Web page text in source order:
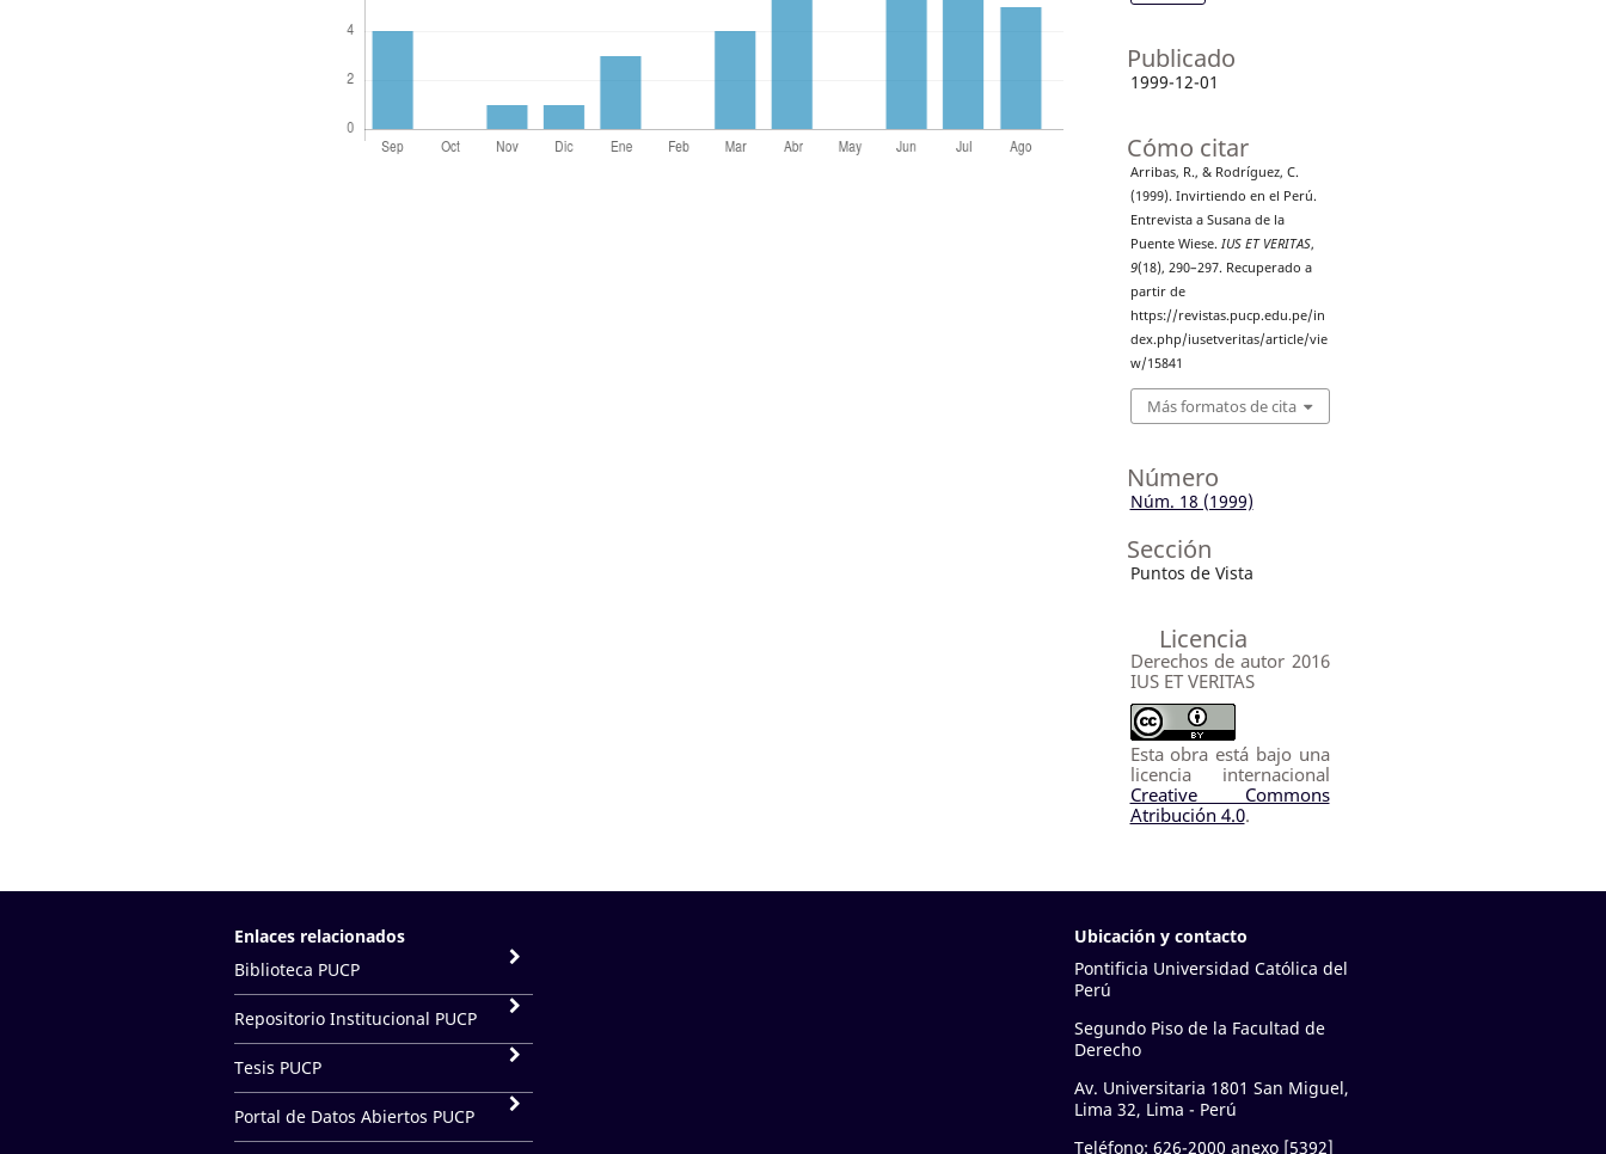
Publicado
1999-12-01
Cómo citar
Arribas, R., & Rodríguez, C.
(1999). Invirtiendo en el Perú.
Entrevista a Susana de la
Puente Wiese. IUS ET VERITAS,
9(18), 290–297. Recuperado a
partir de
https://revistas.pucp.edu.pe/in
dex.php/iusetveritas/article/vie
w/15841
Más formatos de cita
Número
Núm. 18 (1999)
Sección
Puntos de Vista
Licencia
Derechos de autor 2016
IUS ET VERITAS
Esta obra está bajo una
licencia internacional
Creative Commons
Atribución 4.0.
Enlaces relacionados
Biblioteca PUCP
Repositorio Institucional PUCP
Tesis PUCP
Portal de Datos Abiertos PUCP
Ubicación y contacto
Pontificia Universidad Católica del
Perú
Segundo Piso de la Facultad de
Derecho
Av. Universitaria 1801 San Miguel,
Lima 32, Lima - Perú
Teléfono: 626-2000 anexo [5392]